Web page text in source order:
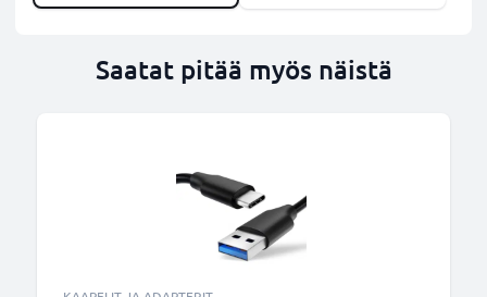
Saatat pitää myös näistä